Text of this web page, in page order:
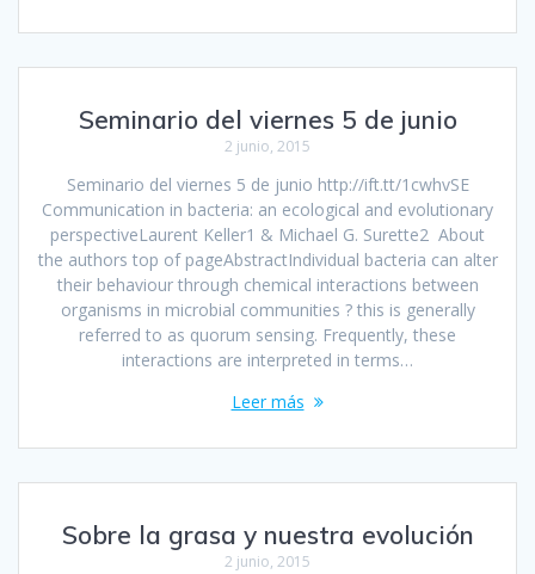
Seminario del viernes 5 de junio
2 junio, 2015
Seminario del viernes 5 de junio http://ift.tt/1cwhvSE
Communication in bacteria: an ecological and evolutionary
perspectiveLaurent Keller1 & Michael G. Surette2 About
the authors top of pageAbstractIndividual bacteria can alter
their behaviour through chemical interactions between
organisms in microbial communities ? this is generally
referred to as quorum sensing. Frequently, these
interactions are interpreted in terms…
Leer más
Sobre la grasa y nuestra evolución
2 junio, 2015